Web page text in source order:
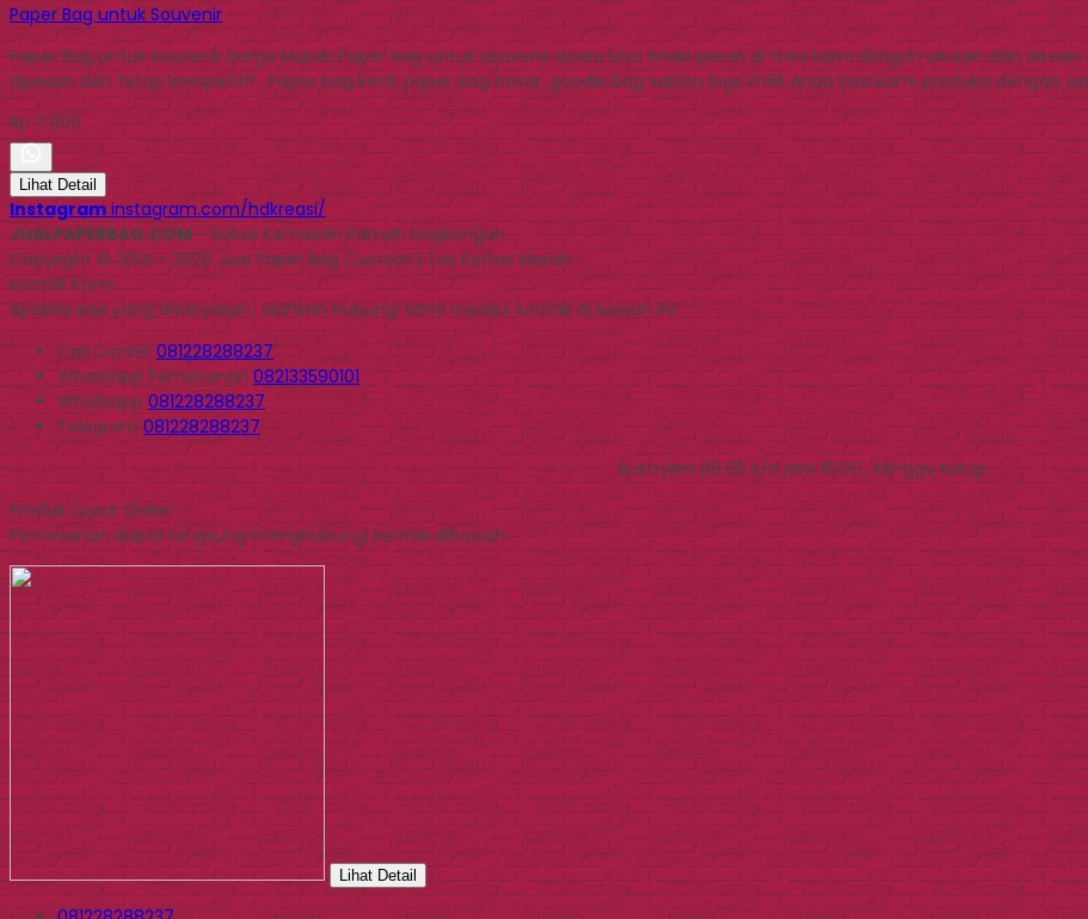
Paper Bag untuk Souvenir
Paper Bag untuk Souvenir Harga Murah Paper bag untuk souvenir acara bisa Anda pesan di toko kami dengan ukuran dan
dipesan dan tetap kompetitif. Paper bag kecil, paper bag besar, goodie bag sablon logo milik Anda bisa kami produksi dengan
Rp 7.000
Lihat Detail
Instagram instagram.com/hdkreasi/
JUALPAPERBAG.COM- Solusi Kemasan Ramah Lingkungan
Copyright © 2014 - 2026 Jual Paper Bag Custom | Tas Kertas Murah
Kontak Kami
Apabila ada yang ditanyakan, silahkan hubungi kami melalui kontak di bawah ini.
Call Center081228288237
WhatsappPemesanan 082133590101
Whatsapp081228288237
Telegram081228288237
Buka jam 09.00 s/d jam 16.00 , Minggu tutup
Produk Quick Order
Pemesanan dapat langsung menghubungi kontak dibawah:
Lihat Detail